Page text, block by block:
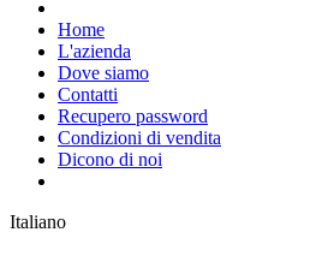
Home
L'azienda
Dove siamo
Contatti
Recupero password
Condizioni di vendita
Dicono di noi
Italiano